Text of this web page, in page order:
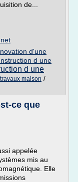
de...
d'une
d une
d une
maison /
ce que
appelée
mis au
Elle